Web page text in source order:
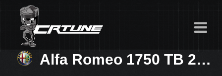
Alfa Romeo 1750 TB 200ch